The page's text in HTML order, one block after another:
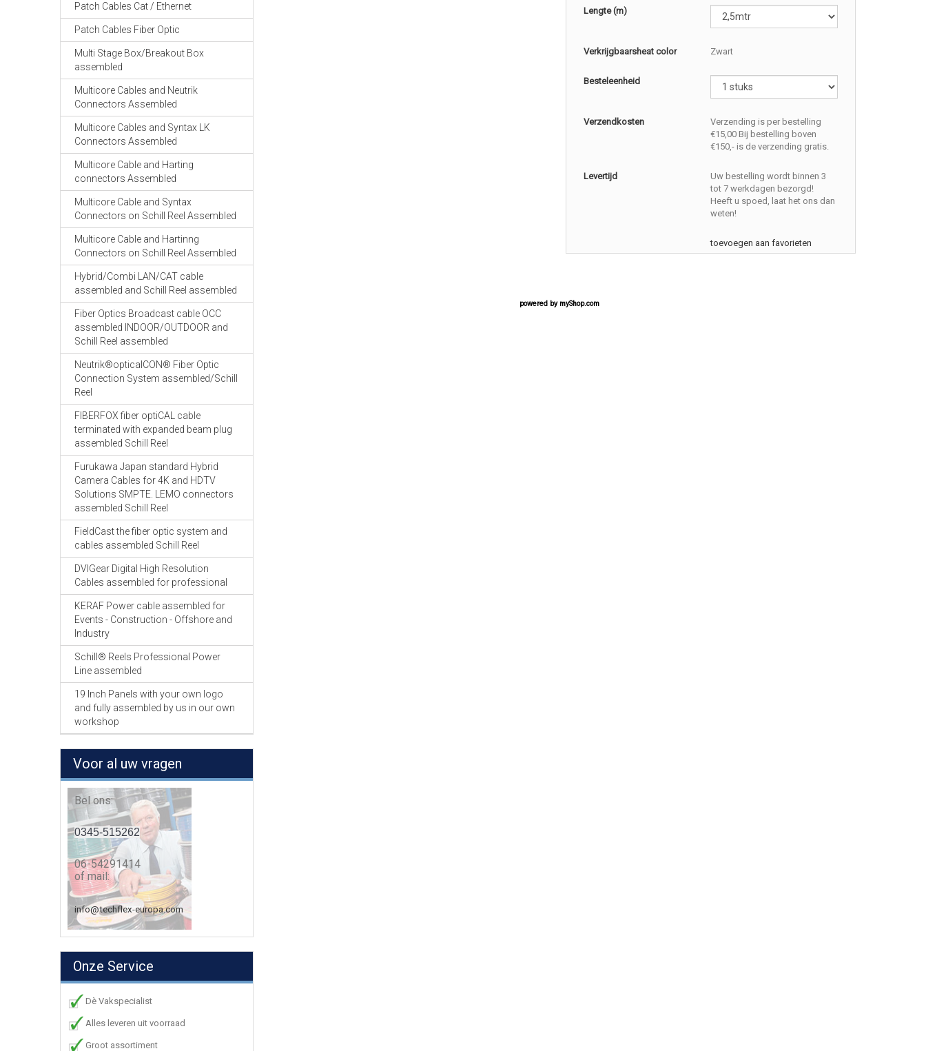
Patch Cables Cat / Ethernet
Patch Cables Fiber Optic
Multi Stage Box/Breakout Box
assembled
Multicore Cables and Neutrik
Connectors Assembled
Multicore Cables and Syntax LK
Connectors Assembled
Multicore Cable and Harting
connectors Assembled
Multicore Cable and Syntax
Connectors on Schill Reel Assembled
Multicore Cable and Hartinng
Connectors on Schill Reel Assembled
Hybrid/Combi LAN/CAT cable
assembled and Schill Reel assembled
Fiber Optics Broadcast cable OCC
assembled INDOOR/OUTDOOR and
Schill Reel assembled
Neutrik®opticalCON® Fiber Optic
Connection System assembled/Schill
Reel
FIBERFOX fiber optiCAL cable
terminated with expanded beam plug
assembled Schill Reel
Furukawa Japan standard Hybrid
Camera Cables for 4K and HDTV
Solutions SMPTE. LEMO connectors
assembled Schill Reel
FieldCast the fiber optic system and
cables assembled Schill Reel
DVIGear Digital High Resolution
Cables assembled for professional
KERAF Power cable assembled for
Events - Construction - Offshore and
Industry
Schill® Reels Professional Power
Line assembled
19 Inch Panels with your own logo
and fully assembled by us in our own
workshop
Voor al uw vragen
Bel ons:
0345-515262
06-54291414
of mail:
info@techflex-europa.com
Onze Service
Dè Vakspecialist
Alles leveren uit voorraad
Groot assortiment
Lengte (m)
Verkrijgbaarsheat color Zwart
Besteleenheid
Verzendkosten
Verzending is per bestelling
€15,00 Bij bestelling boven
€150,- is de verzending gratis.
Levertijd
Uw bestelling wordt binnen 3
tot 7 werkdagen bezorgd!
Heeft u spoed, laat het ons dan
weten!
toevoegen aan favorieten
powered by myShop.com